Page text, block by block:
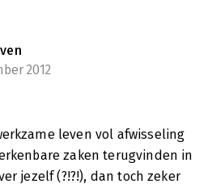
2012
leven vol afwisseling
zaken terugvinden in
jezelf (?!?!), dan toch zeker